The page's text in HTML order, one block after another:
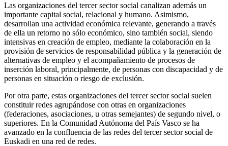
Las organizaciones del tercer sector social canalizan además un
importante capital social, relacional y humano. Asimismo,
desarrollan una actividad económica relevante, generando a través
de ella un retorno no sólo económico, sino también social, siendo
intensivas en creación de empleo, mediante la colaboración en la
provisión de servicios de responsabilidad pública y la generación de
alternativas de empleo y el acompañamiento de procesos de
inserción laboral, principalmente, de personas con discapacidad y de
personas en situación o riesgo de exclusión.
Por otra parte, estas organizaciones del tercer sector social suelen
constituir redes agrupándose con otras en organizaciones
(federaciones, asociaciones, u otras semejantes) de segundo nivel, o
superiores. En la Comunidad Autónoma del País Vasco se ha
avanzado en la confluencia de las redes del tercer sector social de
Euskadi en una red de redes.